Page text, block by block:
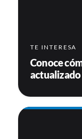
TE INTERESA
Conoce
actualizado